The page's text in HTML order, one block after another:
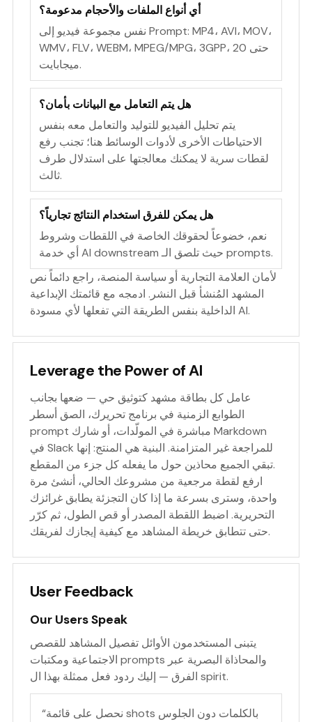
أي أنواع الملفات والأحجام مدعومة؟
نفس مجموعة فيديو إلى Prompt: MP4، AVI، MOV،
WMV، FLV، WEBM، MPEG/MPG، 3GPP، حتى 20
ميجابايت.
هل يتم التعامل مع البيانات بأمان؟
يتم تحليل الفيديو للتوليد والتعامل معه بنفس
الاحتياطات الأخرى لأدوات الوسائط هنا؛ تجنب رفع
لقطات سرية لا يمكنك معالجتها على استدلال طرف
ثالث.
هل يمكن للفرق استخدام النتائج تجارياً؟
نعم، خضوعاً لحقوقك الخاصة في اللقطات وشروط
أي خدمة AI downstream حيث تلصق الـ prompts.
لأمان العلامة التجارية أو سياسة المنصة، راجع دائماً نص
المشهد المُنشأ قبل النشر. ادمجه مع قائمتك الإبداعية
الداخلية بنفس الطريقة التي تفعلها لأي مسودة AI.
Leverage the Power of AI
عامل كل بطاقة مشهد كتوثيق حي — ضعها بجانب
الطوابع الزمنية في برنامج تحريرك، الصق أسطر
prompt مباشرة في المولّدات، أو شارك Markdown
في Slack للمراجعة غير المتزامنة. البنية هي المنتج: إنها
تبقي الجميع محاذين حول ما يفعله كل جزء من المقطع.
ارفع لقطة مرجعية من مشروعك الحالي، أنشئ مرة
واحدة، وسترى بسرعة ما إذا كان التجزئة يطابق غرائزك
التحريرية. اضبط اللقطة المصدر أو قص الطول، ثم كرّر
حتى تتطابق خريطة المشاهد مع كيفية إيجازك لفريقك.
User Feedback
Our Users Speak
يتبنى المستخدمون الأوائل تفصيل المشاهد للقصص
الاجتماعية ومكتبات prompts والمحاذاة البصرية عبر
الفرق — إليك ردود فعل ممثلة بهذا ال spirit.
“نحصل على قائمة shots بالكلمات دون الجلوس